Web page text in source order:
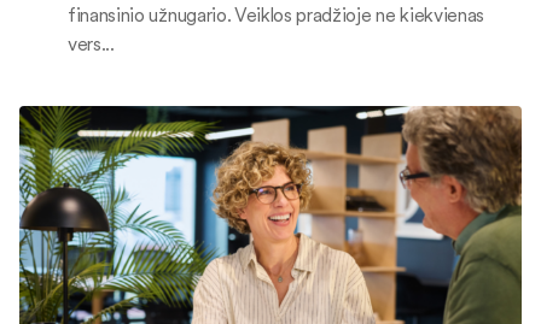
finansinio užnugario. Veiklos pradžioje ne kiekvienas
vers...